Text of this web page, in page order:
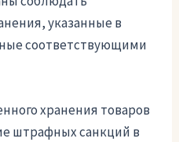
указанные в
соответствующими
хранения товаров
штрафных санкций в